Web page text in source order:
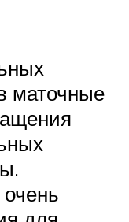
маточные